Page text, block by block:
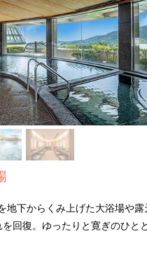
地下からくみ上げた大浴場や露
回復。ゆったりと寛ぎのひと